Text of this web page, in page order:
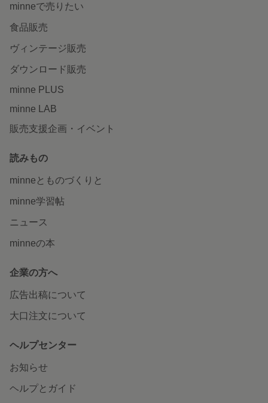
minneで売りたい
食品販売
ヴィンテージ販売
ダウンロード販売
minne PLUS
minne LAB
販売支援企画・イベント
読みもの
minneとものづくりと
minne学習帖
ニュース
minneの本
企業の方へ
広告出稿について
大口注文について
ヘルプセンター
お知らせ
ヘルプとガイド